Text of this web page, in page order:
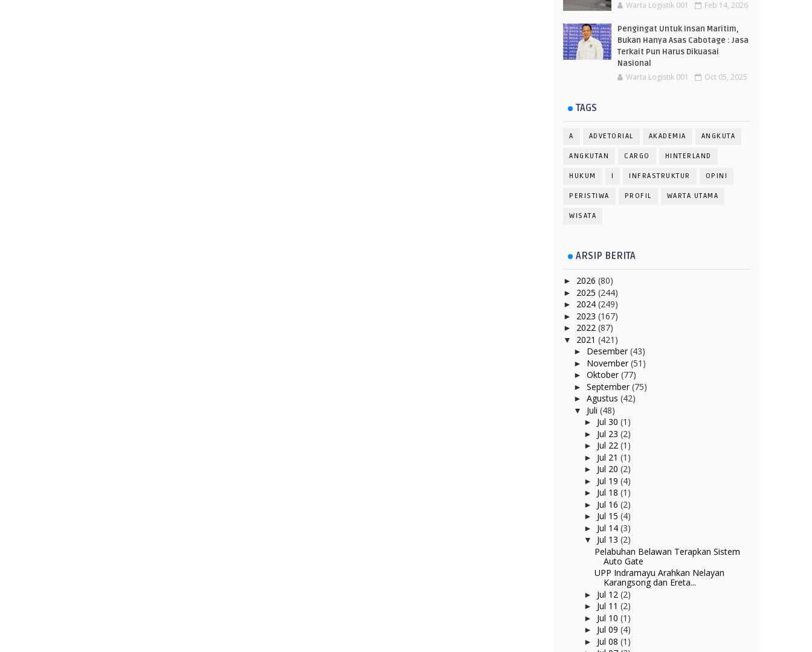
Warta Logistik 001 Feb 14, 2026
Pengingat Untuk Insan Maritim,
Bukan Hanya Asas Cabotage : Jasa
Terkait Pun Harus Dikuasai
Nasional
Warta Logistik 001 Oct 05, 2025
TAGS
A ADVETORIAL AKADEMIA ANGKUTA
ANGKUTAN CARGO HINTERLAND
HUKUM I INFRASTRUKTUR OPINI
PERISTIWA PROFIL WARTA UTAMA
WISATA
ARSIP BERITA
► 2026 (80)
► 2025 (244)
► 2024 (249)
► 2023 (167)
► 2022 (87)
▼ 2021 (421)
► Desember(43)
► November(51)
► Oktober(77)
► September(75)
► Agustus (42)
▼ Juli (48)
► Jul 30 (1)
► Jul 23 (2)
► Jul 22 (1)
► Jul 21 (1)
► Jul 20 (2)
► Jul 19 (4)
► Jul 18 (1)
► Jul 16 (2)
► Jul 15 (4)
► Jul 14 (3)
▼ Jul 13 (2)
Pelabuhan Belawan Terapkan Sistem
Auto Gate
UPP Indramayu Arahkan Nelayan
Karangsong dan Ereta...
► Jul 12 (2)
► Jul 11 (2)
► Jul 10 (1)
► Jul 09 (4)
► Jul 08 (1)